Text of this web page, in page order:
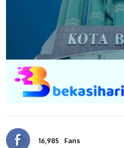
16,985 Fans